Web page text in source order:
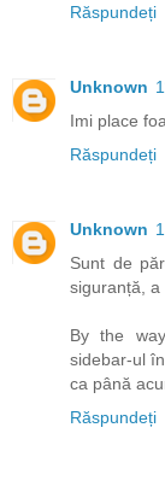
Răspundeți
Unknown
Imi place
Răspundeți
Unknown
Sunt de
siguranță, a
By the
sidebar-ul
ca până
Răspundeți